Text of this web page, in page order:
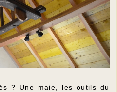
? Une maie, les outils du